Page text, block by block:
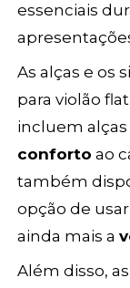
essenciais
As alças e os
para violão
incluem
conforto ao
também
opção de
ainda mais a
Além disso,